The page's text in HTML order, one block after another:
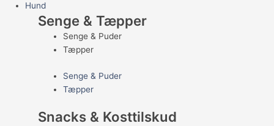
Hund
Senge & Tæpper
Senge & Puder
Tæpper
Senge & Puder
Tæpper
Snacks & Kosttilskud